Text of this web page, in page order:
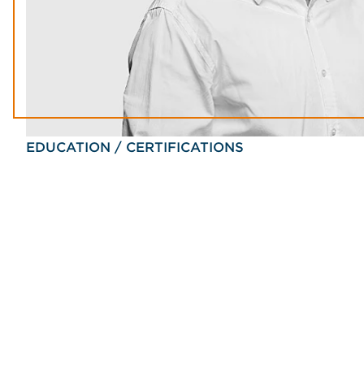
EDUCATION / CERTIFICATIONS